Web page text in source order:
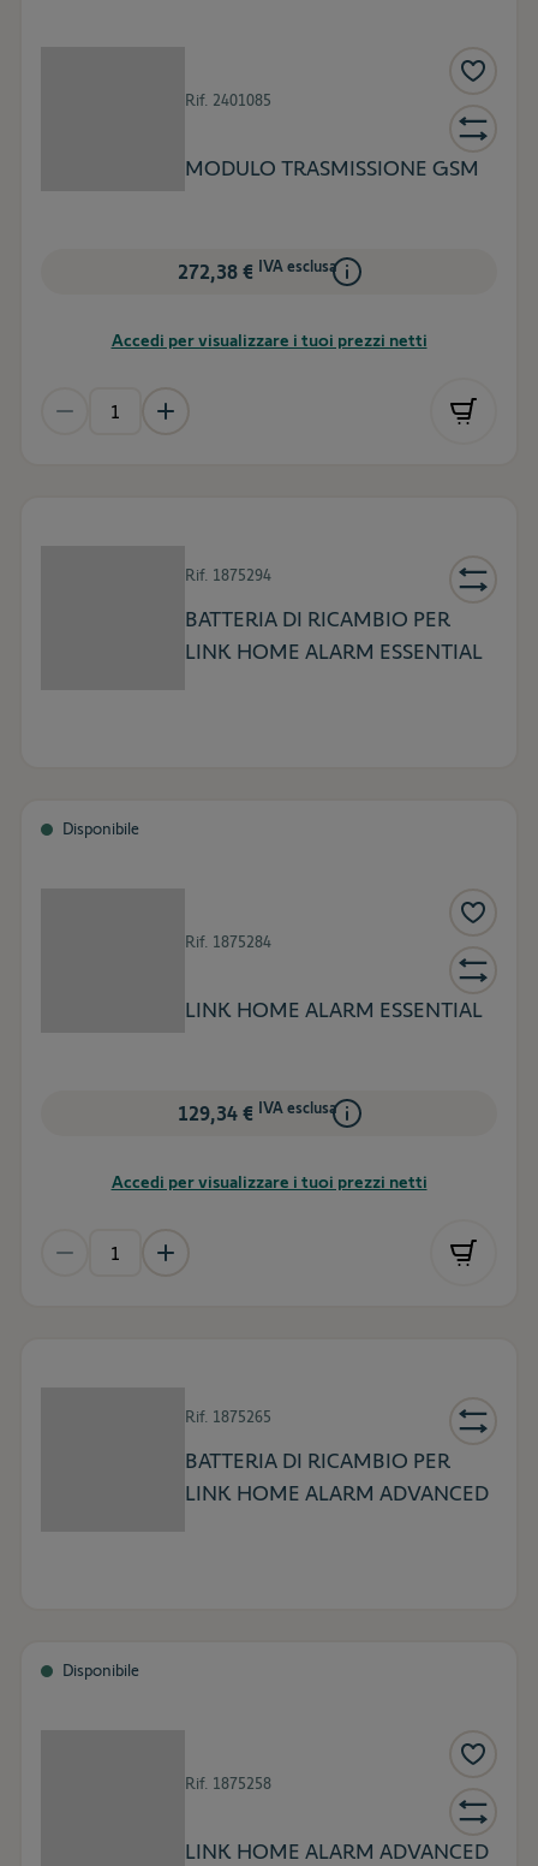
Rif. 2401085
MODULO TRASMISSIONE GSM
272,38 € IVA esclusa
Accedi per visualizzare i tuoi prezzi netti
Rif. 1875294
BATTERIA DI RICAMBIO PER
LINK HOME ALARM ESSENTIAL
Disponibile
Rif. 1875284
LINK HOME ALARM ESSENTIAL
129,34 € IVA esclusa
Accedi per visualizzare i tuoi prezzi netti
Rif. 1875265
BATTERIA DI RICAMBIO PER
LINK HOME ALARM ADVANCED
Disponibile
Rif. 1875258
LINK HOME ALARM ADVANCED